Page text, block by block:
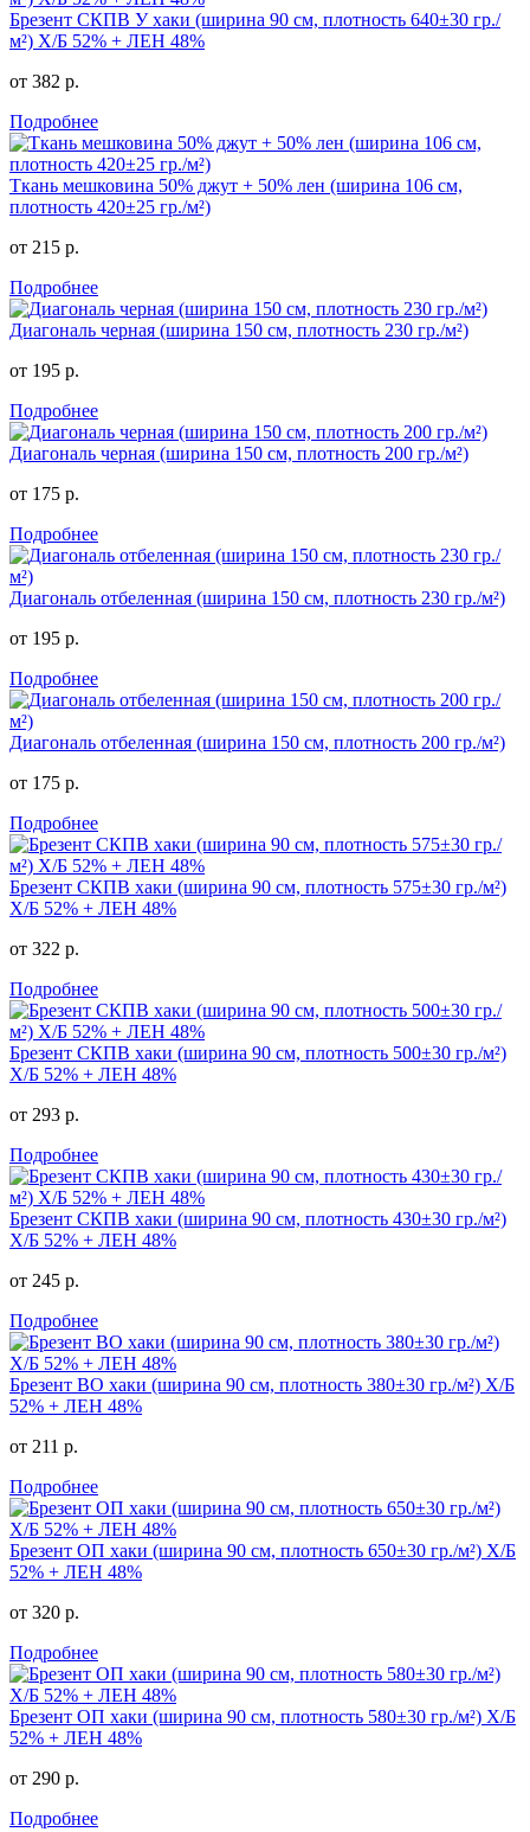
Брезент СКПВ У хаки (ширина 90 см, плотность 640±30 гр./
м²) Х/Б 52% + ЛЕН 48%
от 382 р.
Подробнее
Ткань мешковина 50% джут + 50% лен (ширина 106 см,
плотность 420±25 гр./м²)
от 215 р.
Подробнее
Диагональ черная (ширина 150 см, плотность 230 гр./м²)
от 195 р.
Подробнее
Диагональ черная (ширина 150 см, плотность 200 гр./м²)
от 175 р.
Подробнее
Диагональ отбеленная (ширина 150 см, плотность 230 гр./м²)
от 195 р.
Подробнее
Диагональ отбеленная (ширина 150 см, плотность 200 гр./м²)
от 175 р.
Подробнее
Брезент СКПВ хаки (ширина 90 см, плотность 575±30 гр./м²)
Х/Б 52% + ЛЕН 48%
от 322 р.
Подробнее
Брезент СКПВ хаки (ширина 90 см, плотность 500±30 гр./м²)
Х/Б 52% + ЛЕН 48%
от 293 р.
Подробнее
Брезент СКПВ хаки (ширина 90 см, плотность 430±30 гр./м²)
Х/Б 52% + ЛЕН 48%
от 245 р.
Подробнее
Брезент ВО хаки (ширина 90 см, плотность 380±30 гр./м²) Х/Б
52% + ЛЕН 48%
от 211 р.
Подробнее
Брезент ОП хаки (ширина 90 см, плотность 650±30 гр./м²) Х/Б
52% + ЛЕН 48%
от 320 р.
Подробнее
Брезент ОП хаки (ширина 90 см, плотность 580±30 гр./м²) Х/Б
52% + ЛЕН 48%
от 290 р.
Подробнее